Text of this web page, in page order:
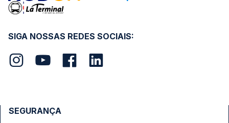
SIGA NOSSAS REDES SOCIAIS:
SEGURANÇA